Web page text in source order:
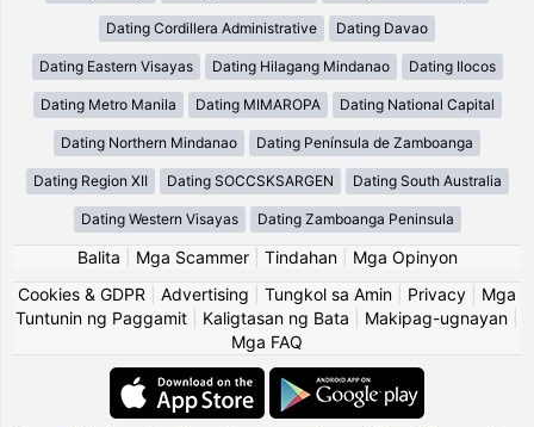
Dating Cordillera Administrative Dating Davao
Dating Eastern Visayas Dating Hilagang Mindanao Dating Ilocos
Dating Metro Manila Dating MIMAROPA Dating National Capital
Dating Northern Mindanao Dating Península de Zamboanga
Dating Region XII Dating SOCCSKSARGEN Dating South Australia
Dating Western Visayas Dating Zamboanga Peninsula
Balita Mga Scammer| Tindahan| Mga Opinyon
Cookies & GDPR
Advertising Tungkol sa Amin Privacy
Mga
Tuntunin ng Paggamit
Kaligtasan ng Bata Makipag-ugnayan
Mga FAQ